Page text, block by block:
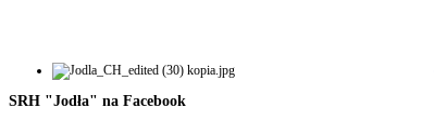
SRH "Jodła" na Facebook